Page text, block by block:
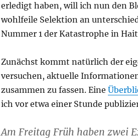
erledigt haben, will ich nun den
wohlfeile Selektion an
Nummer 1 der Katastrophe in
Zunächst kommt natürlich der
versuchen, aktuelle
zusammen zu fassen. Eine
ich vor etwa einer Stunde
Am Freitag Früh haben zwei